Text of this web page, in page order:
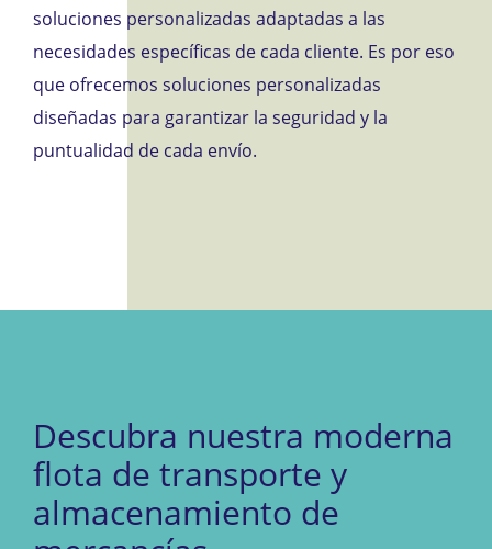
soluciones personalizadas adaptadas a las
necesidades específicas de cada cliente. Es por eso
que ofrecemos soluciones personalizadas
diseñadas para garantizar la seguridad y la
puntualidad de cada envío.
Descubra nuestra moderna
flota de transporte y
almacenamiento de